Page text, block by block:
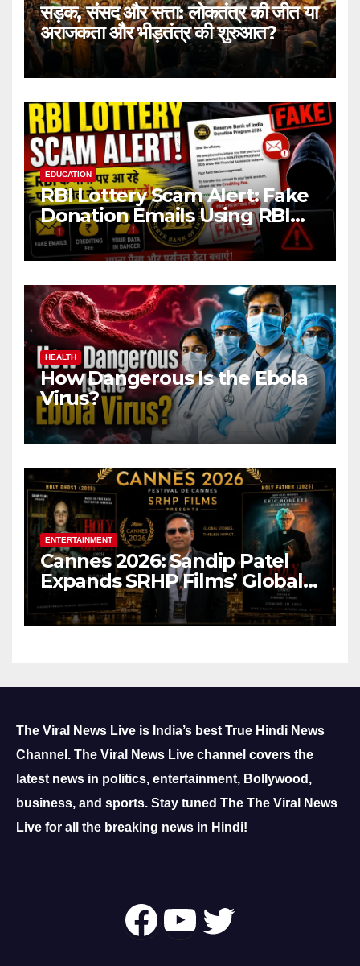
सड़क, संसद और सत्ता: लोकतंत्र की जीत या
अराजकता और भीड़तंत्र की शुरुआत?
EDUCATION
RBI Lottery Scam Alert: Fake
Donation Emails Using RBI
Name Target Indian Users
HEALTH
How Dangerous Is the Ebola
Virus?
ENTERTAINMENT
Cannes 2026: Sandip Patel
Expands SRHP Films’ Global
Reach
The Viral News Live is India’s best True Hindi News
Channel. The Viral News Live channel covers the
latest news in politics, entertainment, Bollywood,
business, and sports. Stay tuned The The Viral News
Live for all the breaking news in Hindi!
Follow Us OnYouTube
Twitter